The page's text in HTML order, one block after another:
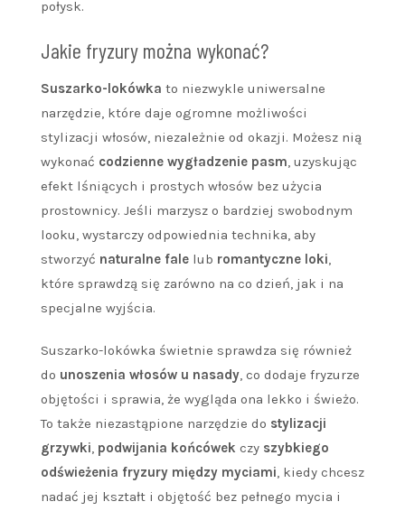
połysk.
Jakie fryzury można wykonać?
Suszarko-lokówka to niezwykle uniwersalne
narzędzie, które daje ogromne możliwości
stylizacji włosów, niezależnie od okazji. Możesz nią
wykonać codzienne wygładzenie pasm, uzyskując
efekt lśniących i prostych włosów bez użycia
prostownicy. Jeśli marzysz o bardziej swobodnym
looku, wystarczy odpowiednia technika, aby
stworzyć naturalne fale lub romantyczne loki,
które sprawdzą się zarówno na co dzień, jak i na
specjalne wyjścia.
Suszarko-lokówka świetnie sprawdza się również
do unoszenia włosów u nasady, co dodaje fryzurze
objętości i sprawia, że wygląda ona lekko i świeżo.
To także niezastąpione narzędzie do stylizacji
grzywki, podwijania końcówek czy szybkiego
odświeżenia fryzury między myciami, kiedy chcesz
nadać jej kształt i objętość bez pełnego mycia i